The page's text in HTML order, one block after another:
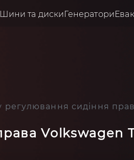
Шини та дискиГенератори
сидіння
Volkswagen